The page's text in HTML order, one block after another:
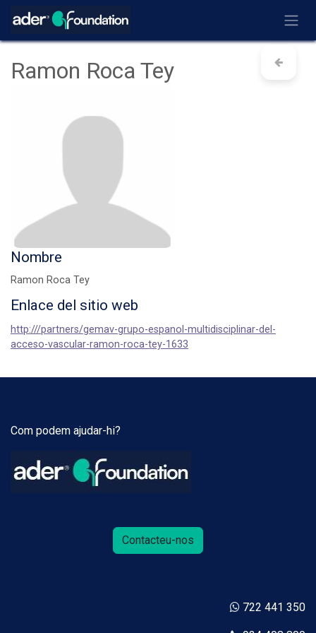
Ir al contenido
Ramon Roca Tey
Nombre
Ramon Roca Tey
Enlace del sitio web
http:///partners/gemav-grupo-espanol-multidisciplinar-del-
acceso-vascular-ramon-roca-tey-1633
Com podem ajudar-hi?
Contacteu-nos
722 441 350